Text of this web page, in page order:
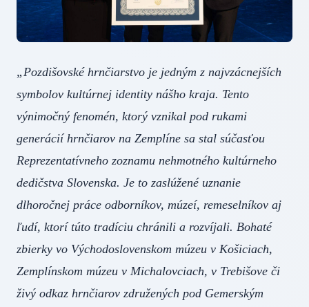
„Pozdišovské hrnčiarstvo je jedným z najvzácnejších
symbolov kultúrnej identity nášho kraja. Tento
výnimočný fenomén, ktorý vznikal pod rukami
generácií hrnčiarov na Zemplíne sa stal súčasťou
Reprezentatívneho zoznamu nehmotného kultúrneho
dedičstva Slovenska. Je to zaslúžené uznanie
dlhoročnej práce odborníkov, múzeí, remeselníkov aj
ľudí, ktorí túto tradíciu chránili a rozvíjali. Bohaté
zbierky vo Východoslovenskom múzeu v Košiciach,
Zemplínskom múzeu v Michalovciach, v Trebišove či
živý odkaz hrnčiarov združených pod Gemerským